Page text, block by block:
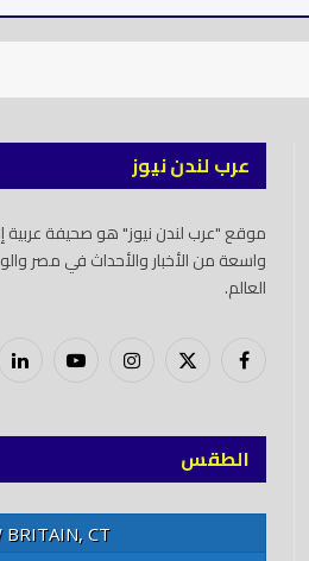
عرب لندن نيوز
موقع "عرب لندن نيوز" هو صحيفة
واسعة من الأخبار والأحداث في مصر
العالم.
فيسبوك
X
إنستغرام يوتيوب لينكدود
الطقس
BRITAIN, CT